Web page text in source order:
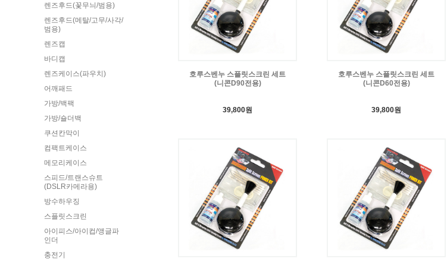
렌즈후드(꽃무늬/범용)
렌즈후드(메탈/고무/사각/
범용)
렌즈캡
바디캡
렌즈케이스(파우치)
어깨패드
가방/백팩
가방/숄더백
쿠션칸막이
컴팩트케이스
메모리케이스
스피드/트랜스슈트
(DSLR카메라용)
방수하우징
스플릿스크린
아이피스/아이컵/앵글파
인더
충전기
호루스벤누 스플릿스크린 세트
(니콘D90전용)
39,800원
호루스벤누 스플릿스크린 세트
(니콘D60전용)
39,800원